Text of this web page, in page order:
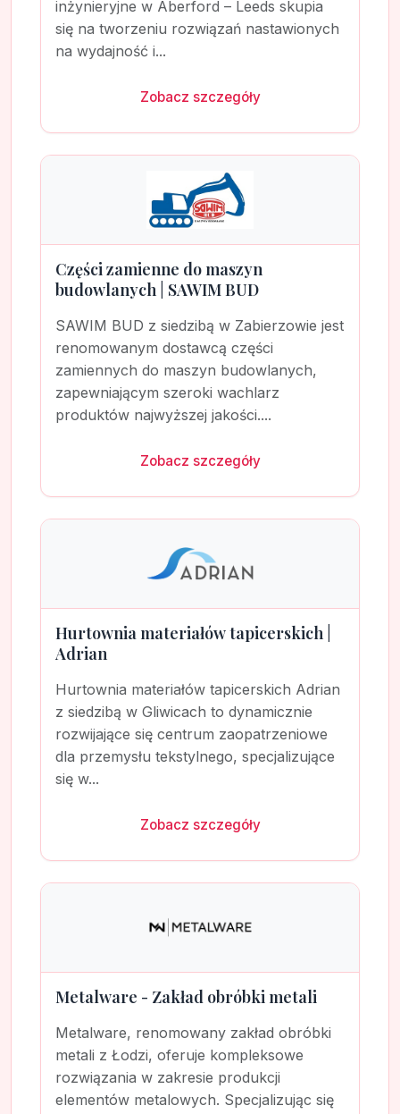
inżynieryjne w Aberford – Leeds skupia
się na tworzeniu rozwiązań nastawionych
na wydajność i...
Zobacz szczegóły
Części zamienne do maszyn
budowlanych | SAWIM BUD
SAWIM BUD z siedzibą w Zabierzowie jest
renomowanym dostawcą części
zamiennych do maszyn budowlanych,
zapewniającym szeroki wachlarz
produktów najwyższej jakości....
Zobacz szczegóły
Hurtownia materiałów tapicerskich |
Adrian
Hurtownia materiałów tapicerskich Adrian
z siedzibą w Gliwicach to dynamicznie
rozwijające się centrum zaopatrzeniowe
dla przemysłu tekstylnego, specjalizujące
się w...
Zobacz szczegóły
Metalware - Zakład obróbki metali
Metalware, renomowany zakład obróbki
metali z Łodzi, oferuje kompleksowe
rozwiązania w zakresie produkcji
elementów metalowych. Specjalizując się